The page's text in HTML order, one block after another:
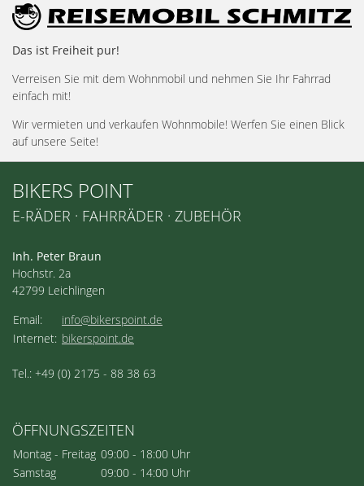
Das ist Freiheit pur!
Verreisen Sie mit dem Wohnmobil und nehmen Sie Ihr Fahrrad
einfach mit!
Wir vermieten und verkaufen Wohnmobile! Werfen Sie einen Blick
auf unsere Seite!
BIKERS POINT
E-RÄDER · FAHRRÄDER · ZUBEHÖR
Inh. Peter Braun
Hochstr. 2a
42799 Leichlingen
Email:
info@bikerspoint.de
Internet: bikerspoint.de
Tel.: +49 (0) 2175 - 88 38 63
ÖFFNUNGSZEITEN
Montag - Freitag 09:00 - 18:00 Uhr
Samstag
09:00 - 14:00 Uhr